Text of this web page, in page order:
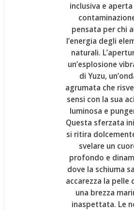
inclusiva e aperta
pensata per chi
l’energia degli
naturali.
un’esplosione
di Yuzu,
agrumata che
sensi con la sua
luminosa e
Questa sferzata
si ritira
svelare un
profondo e
dove la schiuma
accarezza la pelle
una brezza
inaspettata. Le